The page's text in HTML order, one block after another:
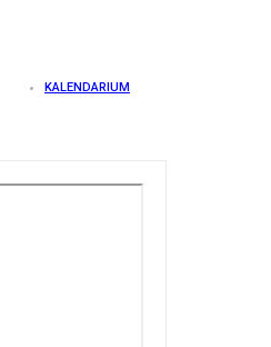
KALENDARIUM